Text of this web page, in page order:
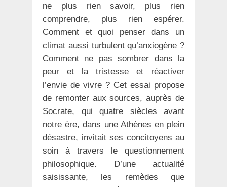
ne plus rien savoir, plus rien
comprendre, plus rien espérer.
Comment et quoi penser dans un
climat aussi turbulent qu’anxiogène ?
Comment ne pas sombrer dans la
peur et la tristesse et réactiver
l’envie de vivre ? Cet essai propose
de remonter aux sources, auprès de
Socrate, qui quatre siècles avant
notre ère, dans une Athènes en plein
désastre, invitait ses concitoyens au
soin à travers le questionnement
philosophique. D’une actualité
saisissante, les remèdes que